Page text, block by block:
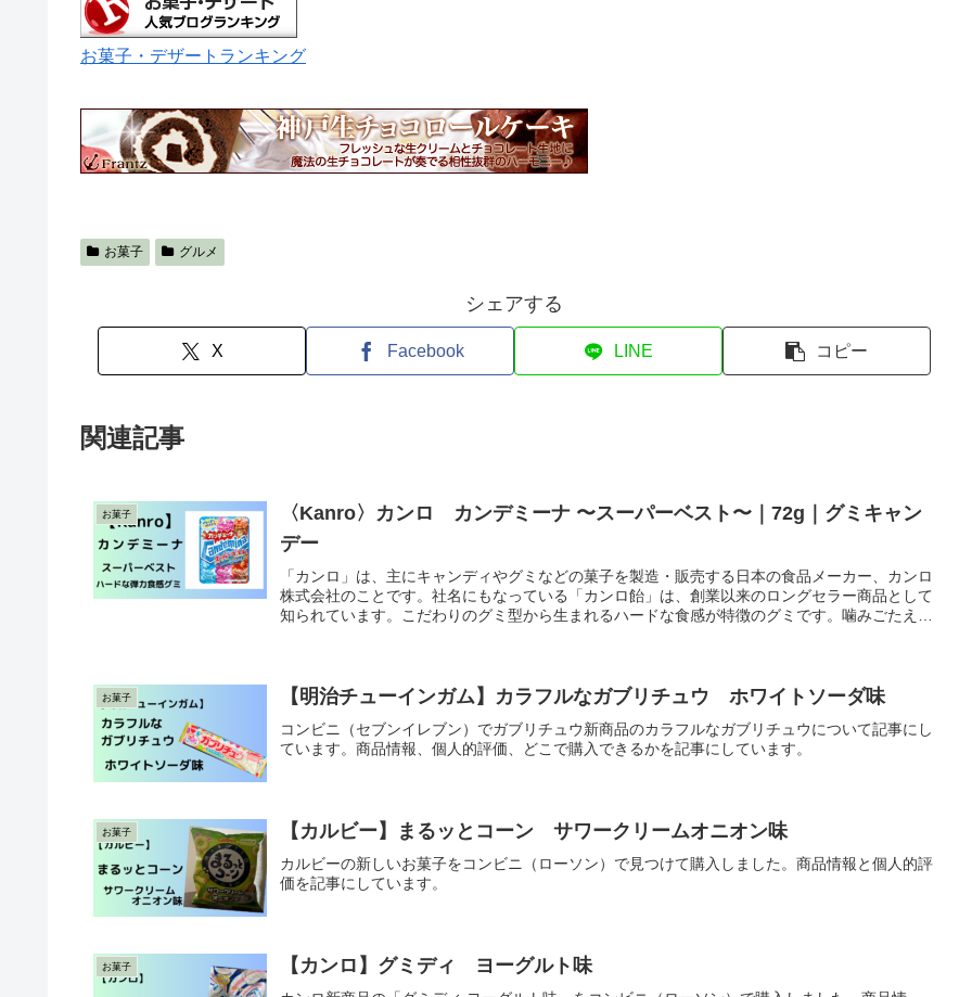
お菓子・デザートランキング
お菓子 グルメ
シェアする
X Facebook LINE コピー
関連記事
お菓子
〈Kanro〉カンロ カンデミーナ 〜スーパーベスト〜｜72g｜グミキャン
デー
「カンロ」は、主にキャンディやグミなどの菓子を製造・販売する日本の食品メーカー、カンロ
株式会社のことです。社名にもなっている「カンロ飴」は、創業以来のロングセラー商品として
知られています。こだわりのグミ型から生まれるハードな食感が特徴のグミです。噛みごたえの
お菓子 【明治チューインガム】カラフルなガブリチュウ ホワイトソーダ味
コンビニ（セブンイレブン）でガブリチュウ新商品のカラフルなガブリチュウについて記事にし
ています。商品情報、個人的評価、どこで購入できるかを記事にしています。
お菓子 【カルビー】まるッとコーン サワークリームオニオン味
カルビーの新しいお菓子をコンビニ（ローソン）で見つけて購入しました。商品情報と個人的評
価を記事にしています。
お菓子 【カンロ】グミディ ヨーグルト味